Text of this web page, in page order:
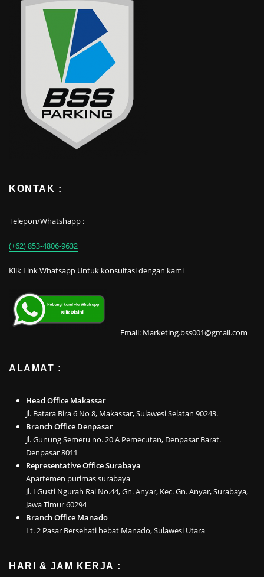
KONTAK :
Telepon/Whatshapp :
(+62) 853-4806-9632
Klik Link Whatsapp Untuk konsultasi dengan kami
Email: Marketing.bss001@gmail.com
ALAMAT :
Head Office Makassar
Jl. Batara Bira 6 No 8, Makassar, Sulawesi Selatan 90243.
Branch Office Denpasar
Jl. Gunung Semeru no. 20 A Pemecutan, Denpasar Barat.
Denpasar 8011
Representative Office Surabaya
Apartemen purimas surabaya
Jl. I Gusti Ngurah Rai No.44, Gn. Anyar, Kec. Gn. Anyar, Surabaya,
Jawa Timur 60294
Branch Office Manado
Lt. 2 Pasar Bersehati hebat Manado, Sulawesi Utara
HARI & JAM KERJA :